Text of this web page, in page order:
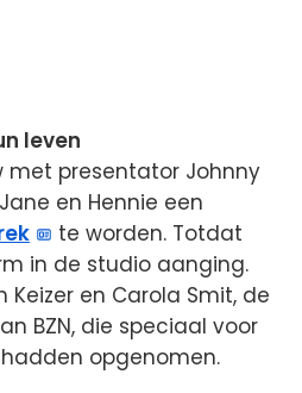
leven
met presentator Johnny
en Hennie een
te worden. Totdat
in de studio aanging.
Keizer en Carola Smit, de
BZN, die speciaal voor
opgenomen.